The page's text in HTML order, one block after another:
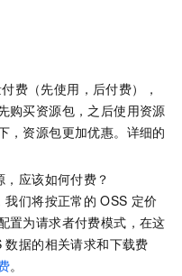
费（先使用，后付费），
购买资源包，之后使用资源
，资源包更加优惠。详细的
，应该如何付费？
我们将按正常的 OSS 定价
置为请求者付费模式，在这
数据的相关请求和下载费
。